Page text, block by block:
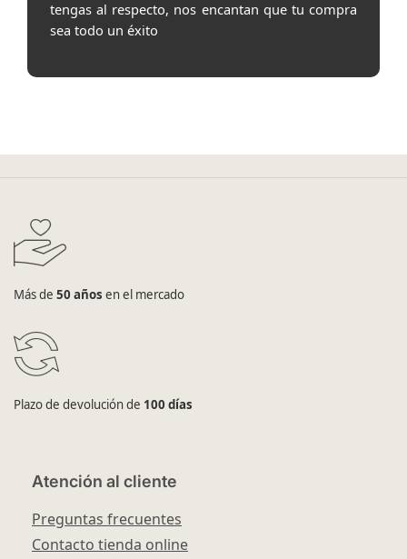
tengas al respecto, nos encantan que tu compra
sea todo un éxito
Más de 50 años en el mercado
Plazo de devolución de 100 días
Atención al cliente
Preguntas frecuentes
Contacto tienda online